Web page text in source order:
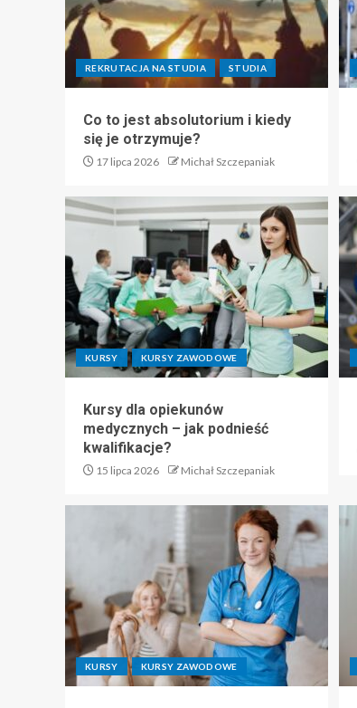
REKRUTACJA NA STUDIA STUDIA
Co to jest absolutorium i kiedy
się je otrzymuje?
17 lipca 2026 Michał Szczepaniak
KURSY KURSY ZAWODOWE
Kursy dla opiekunów
medycznych – jak podnieść
kwalifikacje?
15 lipca 2026 Michał Szczepaniak
KURSY KURSY ZAWODOWE